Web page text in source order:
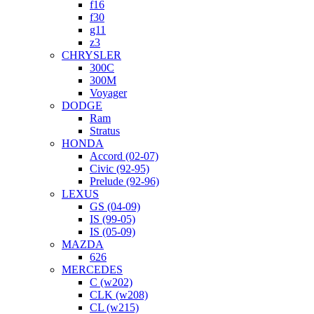
f16
f30
g11
z3
CHRYSLER
300C
300M
Voyager
DODGE
Ram
Stratus
HONDA
Accord (02-07)
Civic (92-95)
Prelude (92-96)
LEXUS
GS (04-09)
IS (99-05)
IS (05-09)
MAZDA
626
MERCEDES
C (w202)
CLK (w208)
CL (w215)